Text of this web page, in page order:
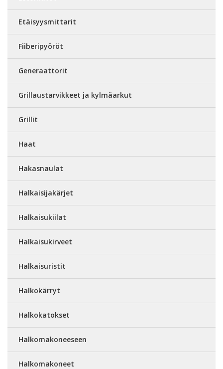
Etäisyysmittarit
Fiiberipyöröt
Generaattorit
Grillaustarvikkeet ja kylmäarkut
Grillit
Haat
Hakasnaulat
Halkaisijakärjet
Halkaisukiilat
Halkaisukirveet
Halkaisuristit
Halkokärryt
Halkokatokset
Halkomakoneeseen
Halkomakoneet